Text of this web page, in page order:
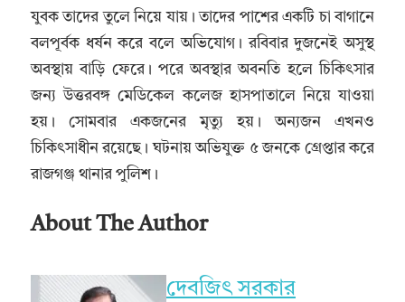
যুবক তাদের তুলে নিয়ে যায়। তাদের পাশের একটি চা বাগানে
বলপূর্বক ধর্ষন করে বলে অভিযোগ। রবিবার দুজনেই অসুস্থ
অবস্থায় বাড়ি ফেরে। পরে অবস্থার অবনতি হলে চিকিৎসার
জন্য উত্তরবঙ্গ মেডিকেল কলেজ হাসপাতালে নিয়ে যাওয়া
হয়। সোমবার একজনের মৃত্যু হয়। অন্যজন এখনও
চিকিৎসাধীন রয়েছে। ঘটনায় অভিযুক্ত ৫ জনকে গ্রেপ্তার করে
রাজগঞ্জ থানার পুলিশ।
About The Author
দেবজিৎ সরকার